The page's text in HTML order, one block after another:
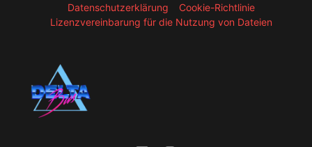
Datenschutzerklärung
Cookie-Richtlinie
Lizenzvereinbarung für die Nutzung von Dateien